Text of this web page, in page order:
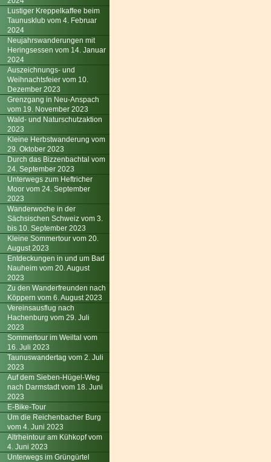
Lustiger Kreppelkaffee beim
Taunusklub vom 4. Februar
2024
Neujahrswanderungen mit
Heringsessen vom 14. Januar
2024
Auszeichnungs- und
Weihnachtsfeier vom 10.
Dezember 2023
Grenzgang in Neu-Anspach
vom 19. November 2023
Wald- und Naturschutzaktion
2023
Kleine Herbstwanderung vom
29. Oktober 2023
Durch das Bizzenbachtal vom
24. September 2023
Unterwegs zum Heftricher
Moor vom 24. September
2023
Wanderwoche in der
Sächsischen Schweiz vom 3.
bis 10. September 2023
Kleine Sommertour vom 20.
August 2023
Entdeckungen in und um Bad
Nauheim vom 20. August
2023
Zu den Wanderfreunden nach
Köppern vom 6. August 2023
Vereinsausflug nach
Hachenburg vom 29. Juli
2023
Sommertour im Weiltal vom
16. Juli 2023
Taunuswandertag vom 2. Juli
2023
Auf dem Sieben-Hügel-Weg
nach Darmstadt vom 18. Juni
2023
E-Bike-Tour
Um die Reichenbacher Burg
vom 4. Juni 2023
Altrheintour am Kühkopf vom
4. Juni 2023
Unterwegs im Grüngürtel